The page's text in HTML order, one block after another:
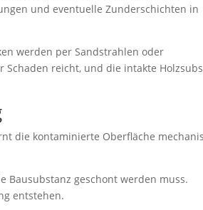
und eventuelle Zunderschichten in
werden per Sandstrahlen oder
reicht, und die intakte
die kontaminierte Oberfläche
Bausubstanz geschont werden muss.
entstehen.